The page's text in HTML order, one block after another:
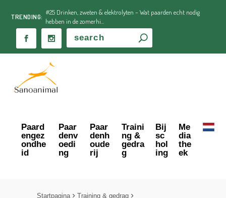
TRENDING:
#25 Drinken, zweten & elektrolyten – Wat paarden echt nodig
hebben in de zomerhi...
Paard
engez
ondhe
id
Paar
denv
oedi
ng
Paar
denh
oude
rij
Traini
ng &
gedra
g
Bij
sc
hol
ing
Me
dia
the
ek
Startpagina
Training & gedrag